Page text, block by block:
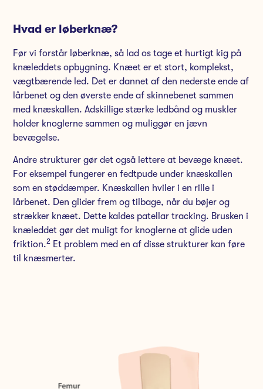
Hvad er løberknæ?
Før vi forstår løberknæ, så lad os tage et hurtigt kig på
knæleddets opbygning. Knæet er et stort, komplekst,
vægtbærende led. Det er dannet af den nederste ende af
lårbenet og den øverste ende af skinnebenet sammen
med knæskallen. Adskillige stærke ledbånd og muskler
holder knoglerne sammen og muliggør en jævn
bevægelse.
Andre strukturer gør det også lettere at bevæge knæet.
For eksempel fungerer en fedtpude under knæskallen
som en støddæmper. Knæskallen hviler i en rille i
lårbenet. Den glider frem og tilbage, når du bøjer og
strækker knæet. Dette kaldes patellar tracking. Brusken i
knæleddet gør det muligt for knoglerne at glide uden
friktion.2 Et problem med en af disse strukturer kan føre
til knæsmerter.